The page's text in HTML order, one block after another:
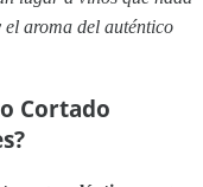
aroma del auténtico
Cortado